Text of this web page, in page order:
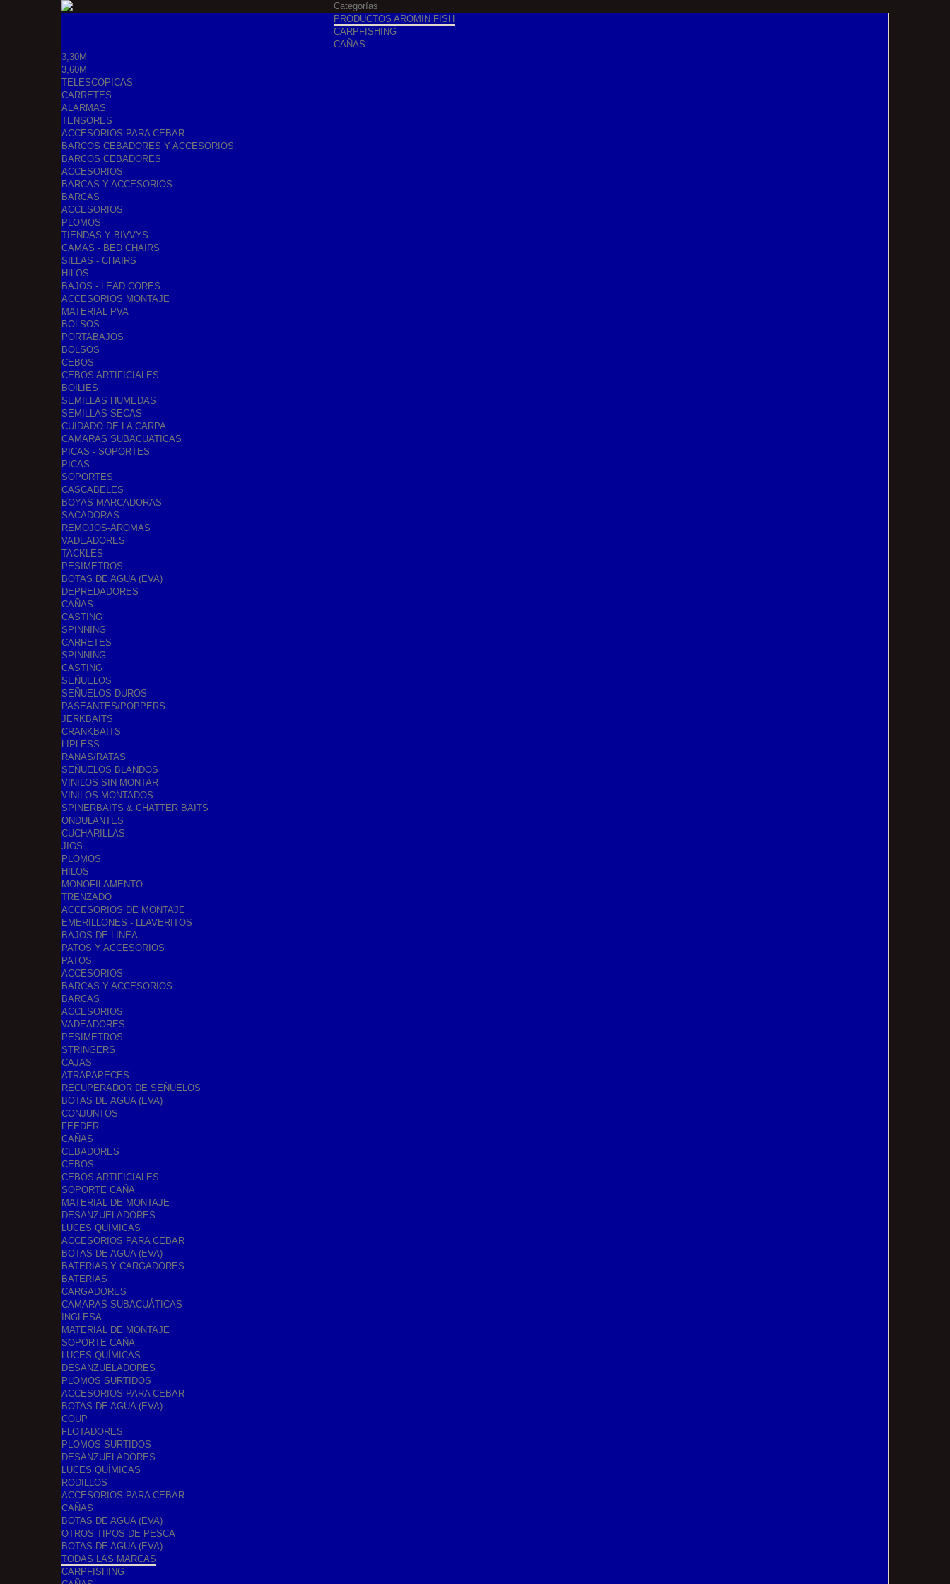
Categorías
PRODUCTOS AROMIN FISH
CARPFISHING
CAÑAS
3,30M
3,60M
TELESCOPICAS
CARRETES
ALARMAS
TENSORES
ACCESORIOS PARA CEBAR
BARCOS CEBADORES Y ACCESORIOS
BARCOS CEBADORES
ACCESORIOS
BARCAS Y ACCESORIOS
BARCAS
ACCESORIOS
PLOMOS
TIENDAS Y BIVVYS
CAMAS - BED CHAIRS
SILLAS - CHAIRS
HILOS
BAJOS - LEAD CORES
ACCESORIOS MONTAJE
MATERIAL PVA
BOLSOS
PORTABAJOS
BOLSOS
CEBOS
CEBOS ARTIFICIALES
BOILIES
SEMILLAS HUMEDAS
SEMILLAS SECAS
CUIDADO DE LA CARPA
CAMARAS SUBACUATICAS
PICAS - SOPORTES
PICAS
SOPORTES
CASCABELES
BOYAS MARCADORAS
SACADORAS
REMOJOS-AROMAS
VADEADORES
TACKLES
PESIMETROS
BOTAS DE AGUA (EVA)
DEPREDADORES
CAÑAS
CASTING
SPINNING
CARRETES
SPINNING
CASTING
SEÑUELOS
SEÑUELOS DUROS
PASEANTES/POPPERS
JERKBAITS
CRANKBAITS
LIPLESS
RANAS/RATAS
SEÑUELOS BLANDOS
VINILOS SIN MONTAR
VINILOS MONTADOS
SPINERBAITS & CHATTER BAITS
ONDULANTES
CUCHARILLAS
JIGS
PLOMOS
HILOS
MONOFILAMENTO
TRENZADO
ACCESORIOS DE MONTAJE
EMERILLONES - LLAVERITOS
BAJOS DE LINEA
PATOS Y ACCESORIOS
PATOS
ACCESORIOS
BARCAS Y ACCESORIOS
BARCAS
ACCESORIOS
VADEADORES
PESIMETROS
STRINGERS
CAJAS
ATRAPAPECES
RECUPERADOR DE SEÑUELOS
BOTAS DE AGUA (EVA)
CONJUNTOS
FEEDER
CAÑAS
CEBADORES
CEBOS
CEBOS ARTIFICIALES
SOPORTE CAÑA
MATERIAL DE MONTAJE
DESANZUELADORES
LUCES QUÍMICAS
ACCESORIOS PARA CEBAR
BOTAS DE AGUA (EVA)
BATERIAS Y CARGADORES
BATERIAS
CARGADORES
CAMARAS SUBACUÁTICAS
INGLESA
MATERIAL DE MONTAJE
SOPORTE CAÑA
LUCES QUÍMICAS
DESANZUELADORES
PLOMOS SURTIDOS
ACCESORIOS PARA CEBAR
BOTAS DE AGUA (EVA)
COUP
FLOTADORES
PLOMOS SURTIDOS
DESANZUELADORES
LUCES QUÍMICAS
RODILLOS
ACCESORIOS PARA CEBAR
CAÑAS
BOTAS DE AGUA (EVA)
OTROS TIPOS DE PESCA
BOTAS DE AGUA (EVA)
TODAS LAS MARCAS
CARPFISHING